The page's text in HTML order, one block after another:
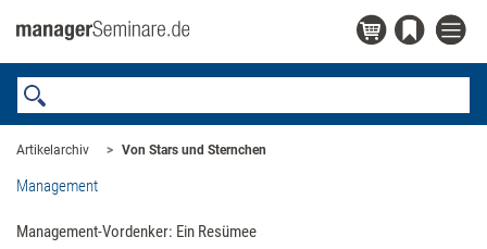
Artikelarchiv Von Stars und Sternchen
Management
Management-Vordenker: Ein Resümee